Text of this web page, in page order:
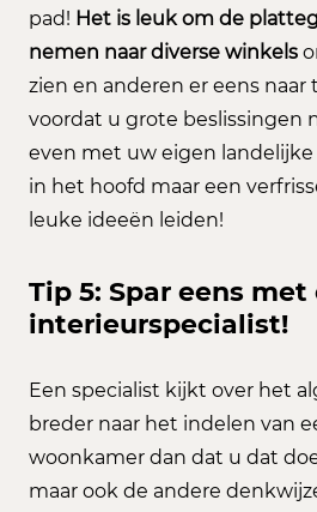
pad! Het is leuk om de
nemen naar diverse winkels
zien en anderen er eens naar
voordat u grote beslissingen
even met uw eigen
in het hoofd maar een
leuke ideeën leiden!
Tip 5: Spar eens met
interieurspecialist!
Een specialist kijkt over het
breder naar het indelen van
woonkamer dan dat u dat
maar ook de andere